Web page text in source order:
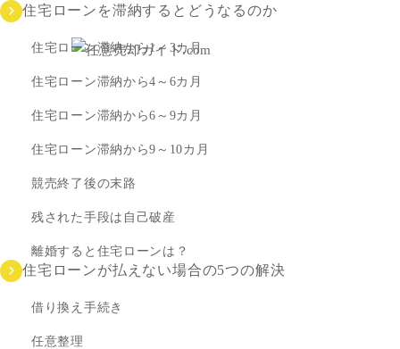
住宅ローンを滞納するとどうなるのか
住宅ローン滞納から1～3カ月
住宅ローン滞納から4～6カ月
住宅ローン滞納から6～9カ月
住宅ローン滞納から9～10カ月
競売終了後の末路
残された手段は自己破産
離婚すると住宅ローンは？
住宅ローンが払えない場合の5つの解決
借り換え手続き
任意整理